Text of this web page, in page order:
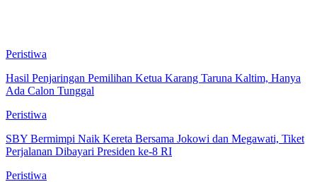
Peristiwa
Hasil Penjaringan Pemilihan Ketua Karang Taruna Kaltim, Hanya
Ada Calon Tunggal
Peristiwa
SBY Bermimpi Naik Kereta Bersama Jokowi dan Megawati, Tiket
Perjalanan Dibayari Presiden ke-8 RI
Peristiwa